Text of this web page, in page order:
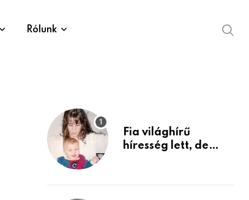
Rólunk
Fia világhírű
híresség lett, de
mint azt el tudnád